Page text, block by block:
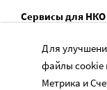
Сервисы для НКО
Спецпроекты
Социальное
Для
файлы cookie
Метрика и